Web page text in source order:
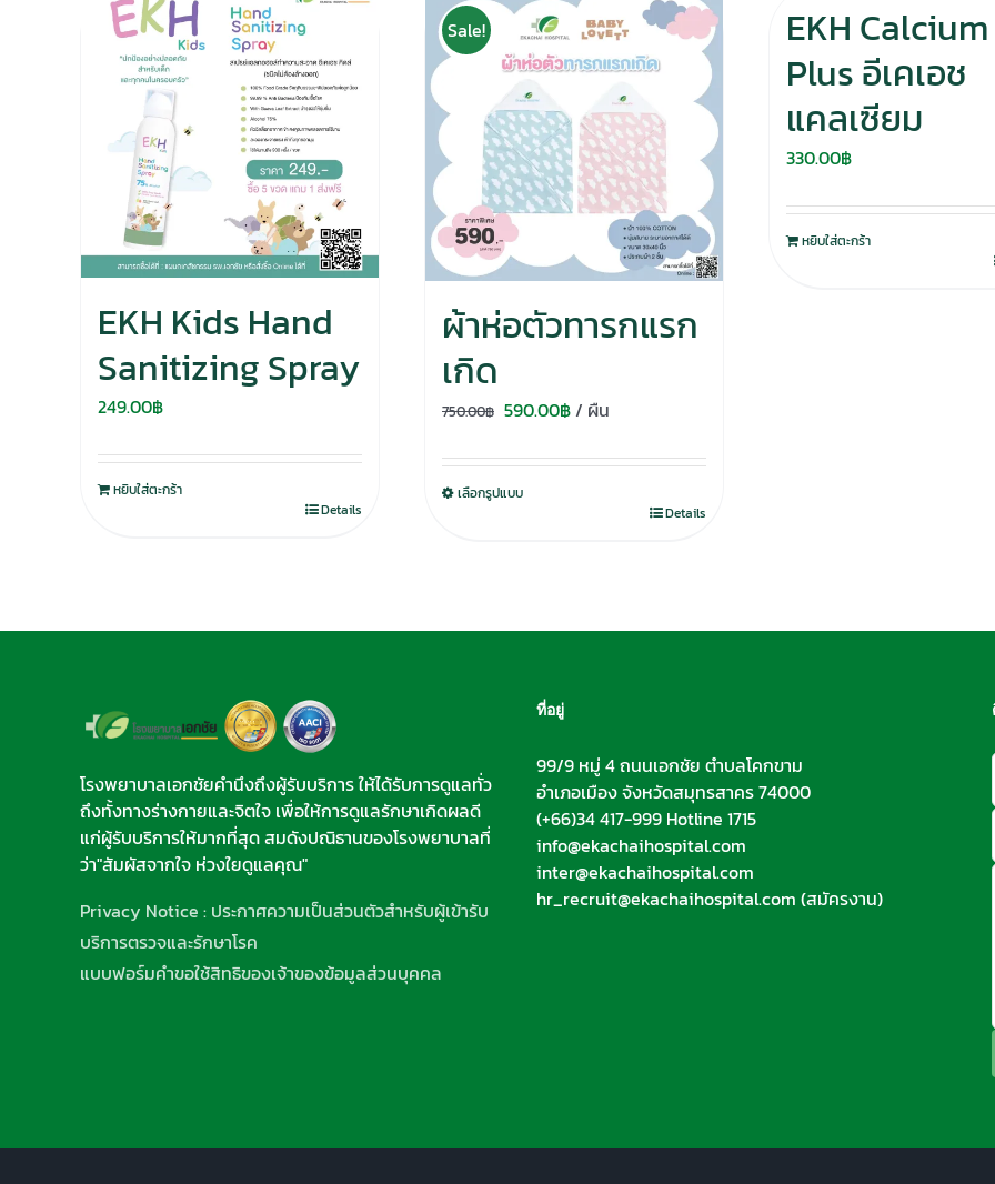
EKH Kids Hand
Sanitizing Spray
249.00฿
หยิบใส่ตะกร้า
Details
Sale!
ผ้าห่อตัวทารกแรก
เกิด
750.00฿ Original
was:
750.00฿.
590.00฿Current
is:
/ ผืน
เลือกรูปแบบ
Details
EKH Calcium
Plus อีเคเอช
แคลเซียม
330.00฿
หยิบใส่ตะกร้า
โรงพยาบาลเอกชัยคำนึงถึงผู้รับบริการ ให้ได้รับการดูแลทั่ว
ถึงทั้งทางร่างกายและจิตใจ เพื่อให้การดูแลรักษาเกิดผลดี
แก่ผู้รับบริการให้มากที่สุด สมดังปณิธานของโรงพยาบาลที่
ว่า"สัมผัสจากใจ ห่วงใยดูแลคุณ"
Privacy Notice : ประกาศความเป็นส่วนตัวสำหรับผู้เข้ารับ
บริการตรวจและรักษาโรค
แบบฟอร์มคำขอใช้สิทธิของเจ้าของข้อมูลส่วนบุคคล
ที่อยู่
99/9 หมู่ 4 ถนนเอกชัย ตำบลโคกขาม
อำเภอเมือง จังหวัดสมุทรสาคร 74000
(+66)34 417-999 Hotline 1715
info@ekachaihospital.com
inter@ekachaihospital.com
hr_recruit@ekachaihospital.com (สมัครงาน)